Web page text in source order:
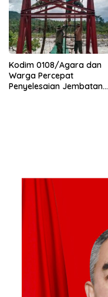
Kodim 0108/Agara dan
Warga Percepat
Penyelesaian Jembatan